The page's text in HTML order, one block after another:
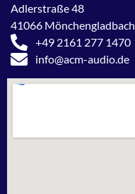
Adlerstraße 48
41066 Mönchengladbach
+49 2161 277 1470
info@acm-audio.de